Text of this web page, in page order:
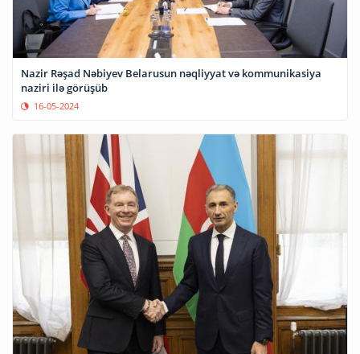
Nazir Rəşad Nəbiyev Belarusun nəqliyyat və kommunikasiya
naziri ilə görüşüb
16-05-2024